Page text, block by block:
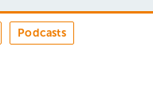
Podcasts